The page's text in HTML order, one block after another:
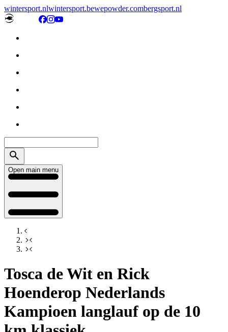
wintersport.nlwintersport.bewepowder.combergsport.nl
Open main menu
Tosca de Wit en Rick
Hoenderop Nederlands
Kampioen langlauf op de 10